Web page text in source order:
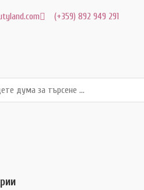
(+359) 892 949 291